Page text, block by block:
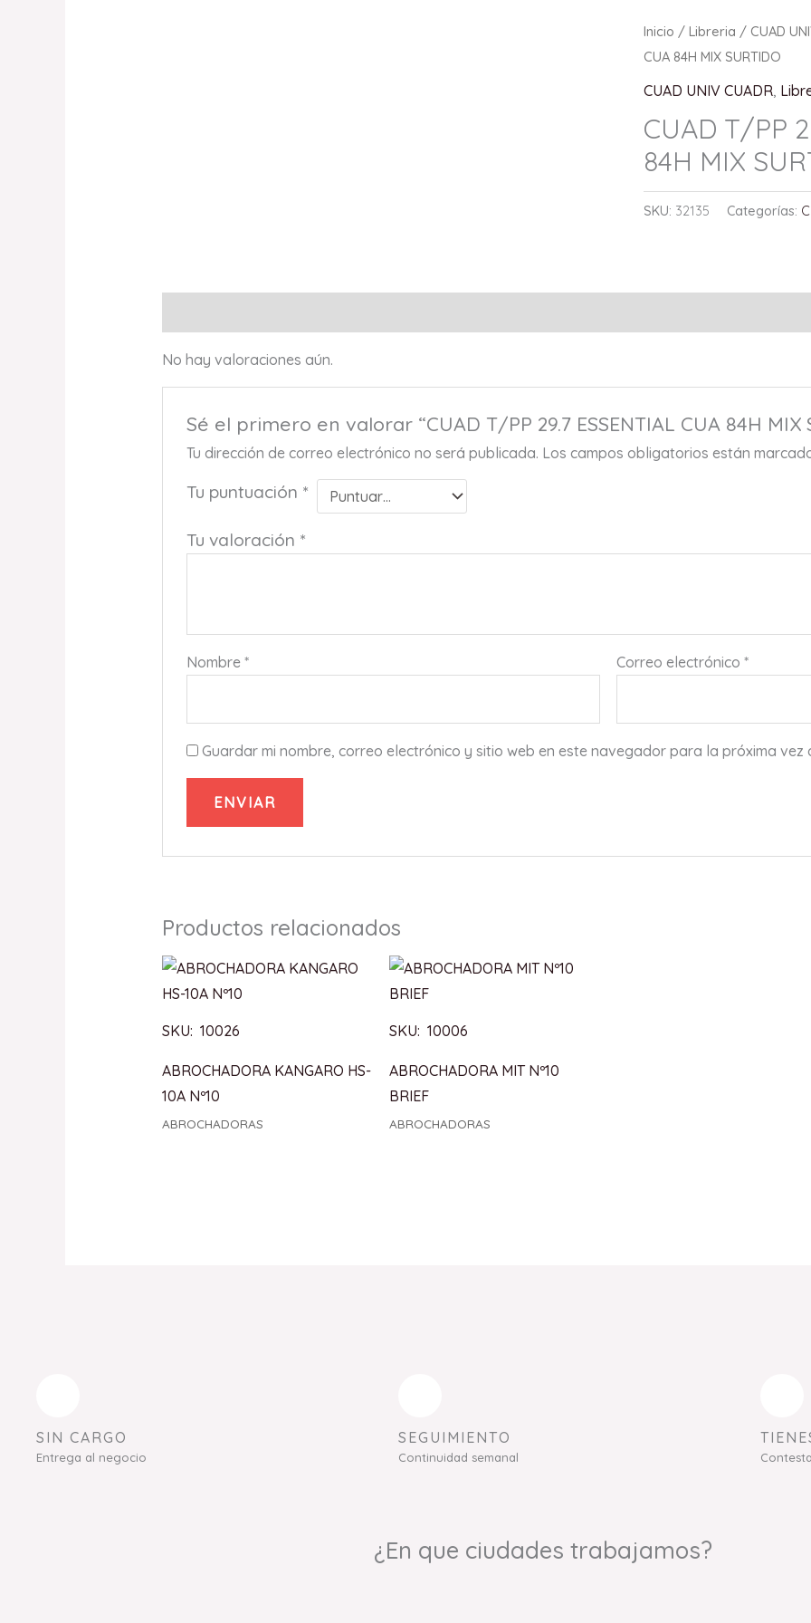
Inicio /Libreria / CUAD
CUA 84H MIX SURTIDO
CUAD UNIV CUADR,
CUAD T/PP
84H MIX
SKU: 32135 Categorías:
No hay valoraciones aún.
Sé el primero en valorar “CUAD T/PP 29.7 ESSENTIAL CUA 84H MIX
Tu dirección de correo electrónico no será publicada. Los campos obligatorios están
Tu puntuación *
Tu valoración *
Nombre* Correo electrónico*
Guardar mi nombre, correo electrónico y sitio web en este navegador para la próxima vez
Productos relacionados
SKU: 10026
ABROCHADORA KANGARO HS-
10A Nº10
ABROCHADORAS
SKU: 10006
ABROCHADORA MIT Nº10
BRIEF
ABROCHADORAS
SIN CARGO
Entrega al negocio
SEGUIMIENTO
Continuidad semanal
¿En que ciudades trabajamos?